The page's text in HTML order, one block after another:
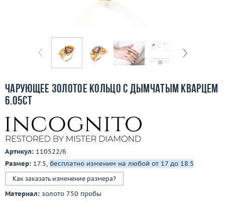
О компании
Контакты
3D-тур по шоуруму
Чарующее золотое кольцо с дымчатым кварцем
6.05ct
Артикул: 110522/6
Размер: 17.5, бесплатно изменим на любой от 17 до 18.5
Как заказать изменение размера?
Материал: золото 750 пробы